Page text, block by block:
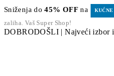
Sniženja do45% OFF na
zaliha. Vaš Super Shop!
DOBRODOŠLI | Najveći izbor